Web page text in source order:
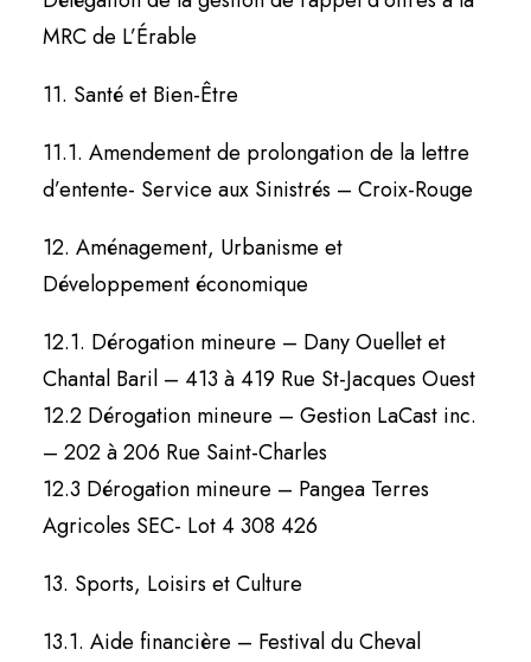
MRC de L’Érable
11. Santé et Bien-Être
11.1. Amendement de prolongation de la lettre
d’entente- Service aux Sinistrés – Croix-Rouge
12. Aménagement, Urbanisme et
Développement économique
12.1. Dérogation mineure – Dany Ouellet et
Chantal Baril – 413 à 419 Rue St-Jacques Ouest
12.2 Dérogation mineure – Gestion LaCast inc.
– 202 à 206 Rue Saint-Charles
12.3 Dérogation mineure – Pangea Terres
Agricoles SEC- Lot 4 308 426
13. Sports, Loisirs et Culture
13.1. Aide financière – Festival du Cheval